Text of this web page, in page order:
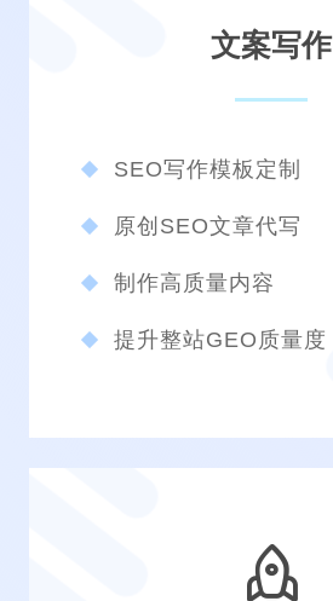
文案写作
SEO写作模板定制
原创SEO文章代写
制作高质量内容
提升整站GEO质量度